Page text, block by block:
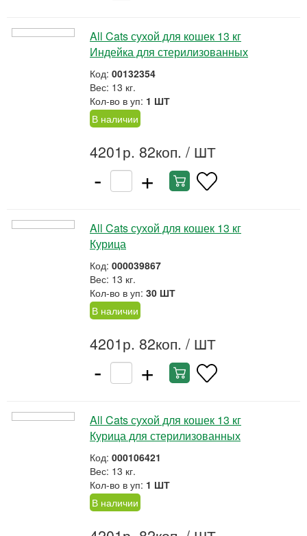
All Cats сухой для кошек 13 кг
Индейка для стерилизованных
Код: 00132354
Вес: 13 кг.
Кол-во в уп: 1 ШТ
В наличии
4201р. 82коп. / ШТ
- +
All Cats сухой для кошек 13 кг
Курица
Код: 000039867
Вес: 13 кг.
Кол-во в уп: 30 ШТ
В наличии
4201р. 82коп. / ШТ
- +
All Cats сухой для кошек 13 кг
Курица для стерилизованных
Код: 000106421
Вес: 13 кг.
Кол-во в уп: 1 ШТ
В наличии